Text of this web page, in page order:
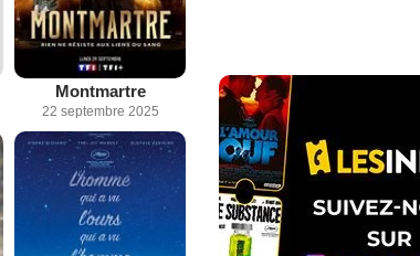
Montmartre
22 septembre 2025